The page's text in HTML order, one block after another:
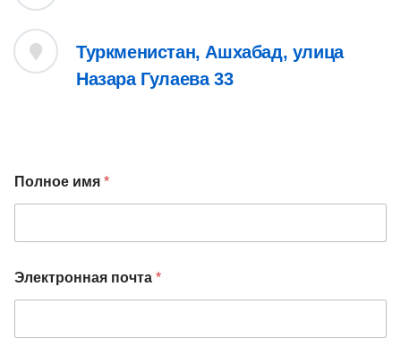
Туркменистан, Ашхабад, улица
Назара Гулаева 33
Полное имя *
Электронная почта *